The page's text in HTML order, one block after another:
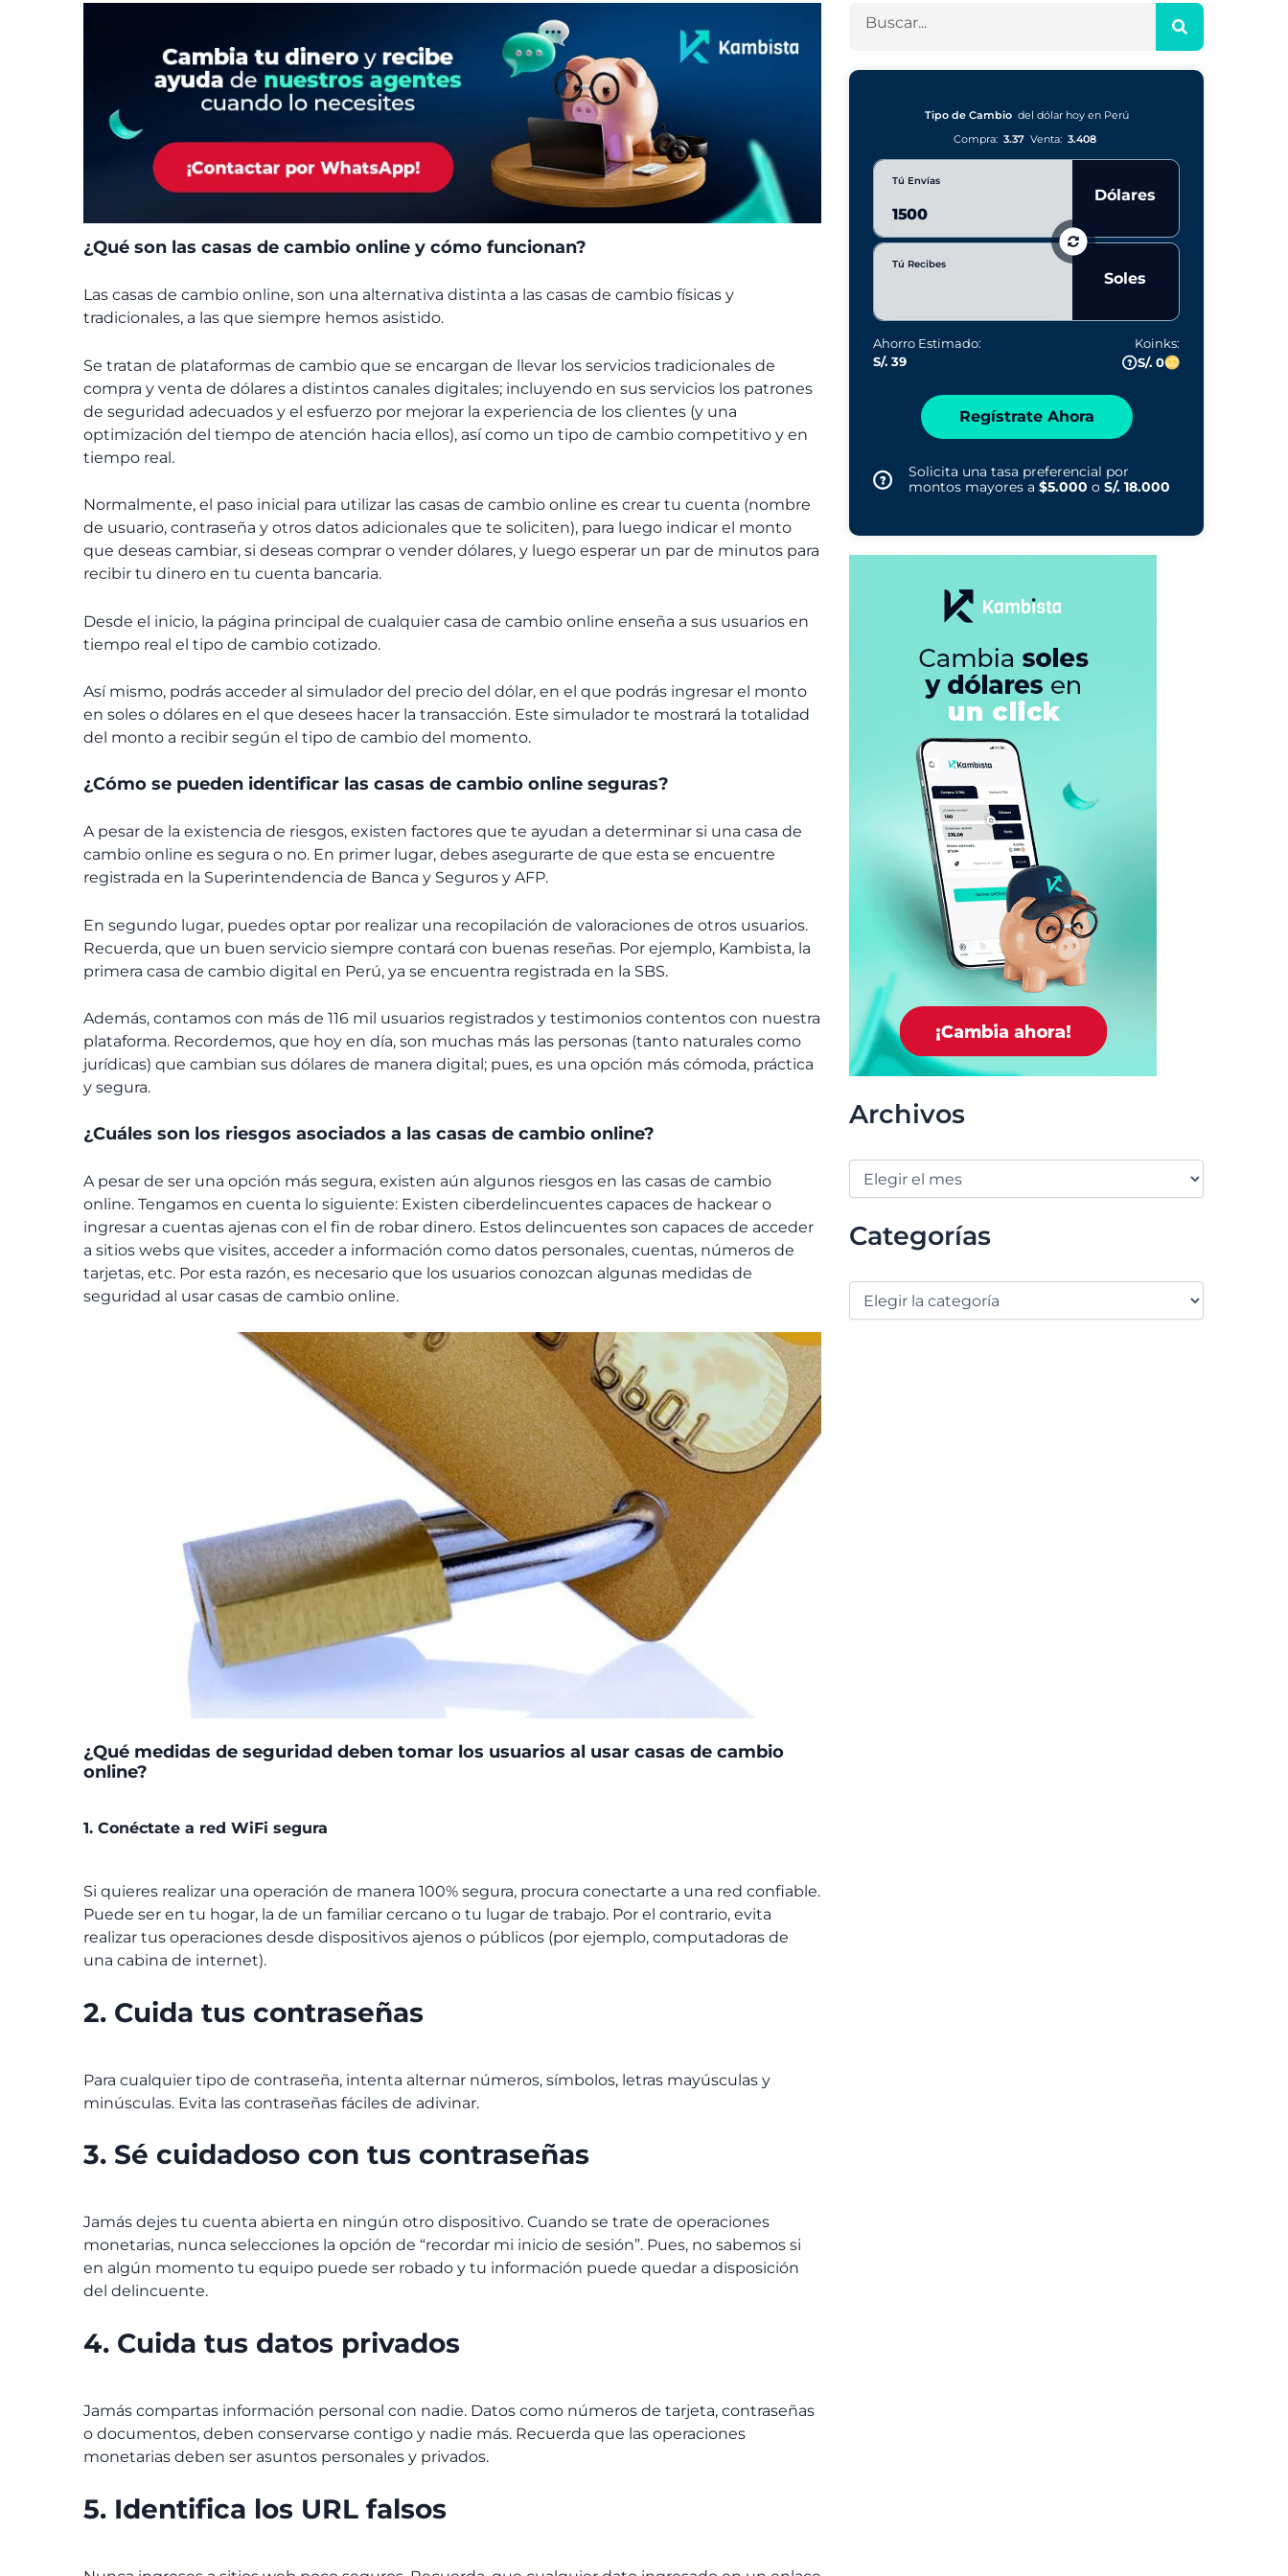
¿Qué son las casas de cambio online y cómo funcionan?
Las casas de cambio online, son una alternativa distinta a las casas de cambio físicas y
tradicionales, a las que siempre hemos asistido.
Se tratan de plataformas de cambio que se encargan de llevar los servicios tradicionales de
compra y venta de dólares a distintos canales digitales; incluyendo en sus servicios los patrones
de seguridad adecuados y el esfuerzo por mejorar la experiencia de los clientes (y una
optimización del tiempo de atención hacia ellos), así como un tipo de cambio competitivo y en
tiempo real.
Normalmente, el paso inicial para utilizar las casas de cambio online es crear tu cuenta (nombre
de usuario, contraseña y otros datos adicionales que te soliciten), para luego indicar el monto
que deseas cambiar, si deseas comprar o vender dólares, y luego esperar un par de minutos para
recibir tu dinero en tu cuenta bancaria.
Desde el inicio, la página principal de cualquier casa de cambio online enseña a sus usuarios en
tiempo real el tipo de cambio cotizado.
Así mismo, podrás acceder al simulador del precio del dólar, en el que podrás ingresar el monto
en soles o dólares en el que desees hacer la transacción. Este simulador te mostrará la totalidad
del monto a recibir según el tipo de cambio del momento.
¿Cómo se pueden identificar las casas de cambio online seguras?
A pesar de la existencia de riesgos, existen factores que te ayudan a determinar si una casa de
cambio online es segura o no. En primer lugar, debes asegurarte de que esta se encuentre
registrada en la Superintendencia de Banca y Seguros y AFP.
En segundo lugar, puedes optar por realizar una recopilación de valoraciones de otros usuarios.
Recuerda, que un buen servicio siempre contará con buenas reseñas. Por ejemplo, Kambista, la
primera casa de cambio digital en Perú, ya se encuentra registrada en la SBS.
Además, contamos con más de 116 mil usuarios registrados y testimonios contentos con nuestra
plataforma. Recordemos, que hoy en día, son muchas más las personas (tanto naturales como
jurídicas) que cambian sus dólares de manera digital; pues, es una opción más cómoda, práctica
y segura.
¿Cuáles son los riesgos asociados a las casas de cambio online?
A pesar de ser una opción más segura, existen aún algunos riesgos en las casas de cambio
online. Tengamos en cuenta lo siguiente: Existen ciberdelincuentes capaces de hackear o
ingresar a cuentas ajenas con el fin de robar dinero. Estos delincuentes son capaces de acceder
a sitios webs que visites, acceder a información como datos personales, cuentas, números de
tarjetas, etc. Por esta razón, es necesario que los usuarios conozcan algunas medidas de
seguridad al usar casas de cambio online.
¿Qué medidas de seguridad deben tomar los usuarios al usar casas de cambio
online?
1. Conéctate a red WiFi segura
Si quieres realizar una operación de manera 100% segura, procura conectarte a una red confiable.
Puede ser en tu hogar, la de un familiar cercano o tu lugar de trabajo. Por el contrario, evita
realizar tus operaciones desde dispositivos ajenos o públicos (por ejemplo, computadoras de
una cabina de internet).
2. Cuida tus contraseñas
Para cualquier tipo de contraseña, intenta alternar números, símbolos, letras mayúsculas y
minúsculas. Evita las contraseñas fáciles de adivinar.
3. Sé cuidadoso con tus contraseñas
Jamás dejes tu cuenta abierta en ningún otro dispositivo. Cuando se trate de operaciones
monetarias, nunca selecciones la opción de “recordar mi inicio de sesión”. Pues, no sabemos si
en algún momento tu equipo puede ser robado y tu información puede quedar a disposición
del delincuente.
4. Cuida tus datos privados
Jamás compartas información personal con nadie. Datos como números de tarjeta, contraseñas
o documentos, deben conservarse contigo y nadie más. Recuerda que las operaciones
monetarias deben ser asuntos personales y privados.
5. Identifica los URL falsos
c
Tipo de Cambio del dólar hoy en Perú
Compra: 3.37 Venta: 3.408
Tú Envías
Dólares
Tú Recibes
Soles
Ahorro Estimado:
S/. 39
Koinks:
S/. 0
Regístrate Ahora
Solicita una tasa preferencial por
montos mayores a $5.000 o S/. 18.000
Archivos
s
Categorías
í